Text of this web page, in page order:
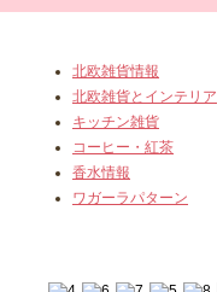
北欧雑貨情報
北欧雑貨とインテリア
キッチン雑貨
コーヒー・紅茶
香水情報
ワガーラパターン